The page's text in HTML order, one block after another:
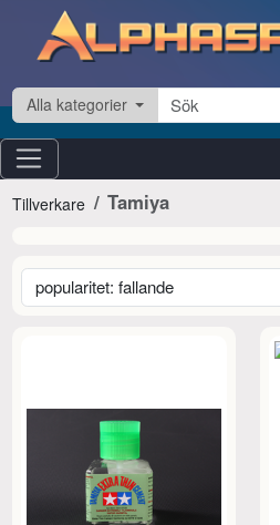
Hoppa till innehåll
Alla kategorier
Tillverkare Tamiya